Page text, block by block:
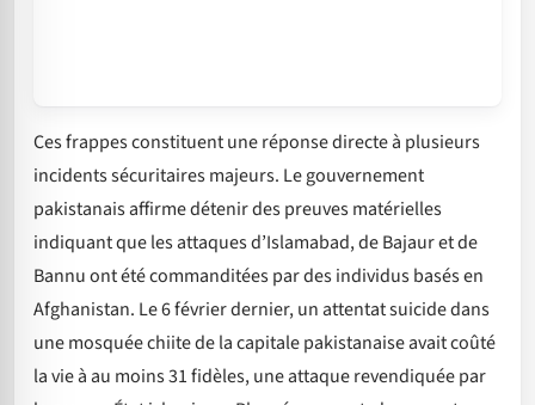
Ces frappes constituent une réponse directe à plusieurs
incidents sécuritaires majeurs. Le gouvernement
pakistanais affirme détenir des preuves matérielles
indiquant que les attaques d’Islamabad, de Bajaur et de
Bannu ont été commanditées par des individus basés en
Afghanistan. Le 6 février dernier, un attentat suicide dans
une mosquée chiite de la capitale pakistanaise avait coûté
la vie à au moins 31 fidèles, une attaque revendiquée par